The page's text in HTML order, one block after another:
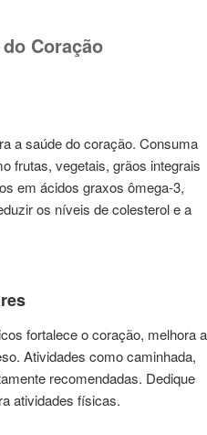
Coração
a saúde do coração. Consuma
frutas, vegetais, grãos integrais
em ácidos graxos ômega-3,
os níveis de colesterol e a
fortalece o coração, melhora a
Atividades como caminhada,
recomendadas. Dedique
atividades físicas.